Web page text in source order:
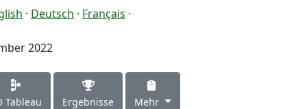
· Deutsch · Français ·
2022
Tableau Ergebnisse Mehr